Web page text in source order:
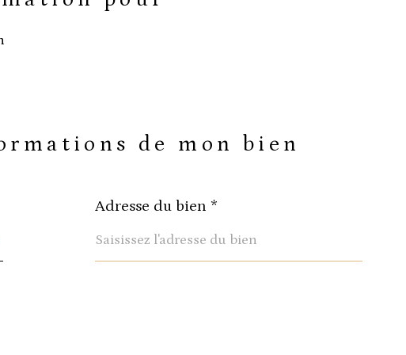
Je sélectionne le type de
appartement
de mon bien
Adresse du bien *